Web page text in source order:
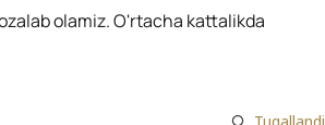
olamiz. O'rtacha kattalikda